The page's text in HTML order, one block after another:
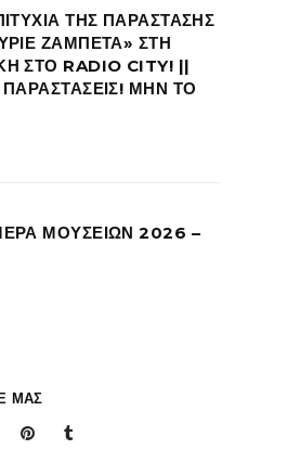
ΤΗΣ ΠΑΡΑΣΤΑΣΗΣ
ΖΑΜΠΕΤΑ» ΣΤΗ
ΣΤΟ RADIO CITY! ||
ΠΑΡΑΣΤΑΣΕΙΣ! ΜΗΝ ΤΟ
ΜΟΥΣΕΙΩΝ 2026 –
ΜΑΣ